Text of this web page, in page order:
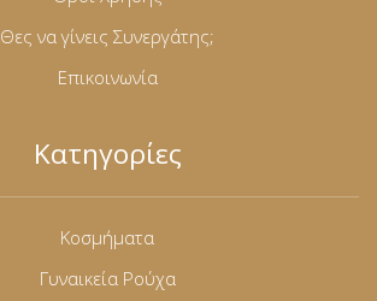
Θες να γίνεις Συνεργάτης;
Επικοινωνία
Κατηγορίες
Κοσμήματα
Γυναικεία Ρούχα